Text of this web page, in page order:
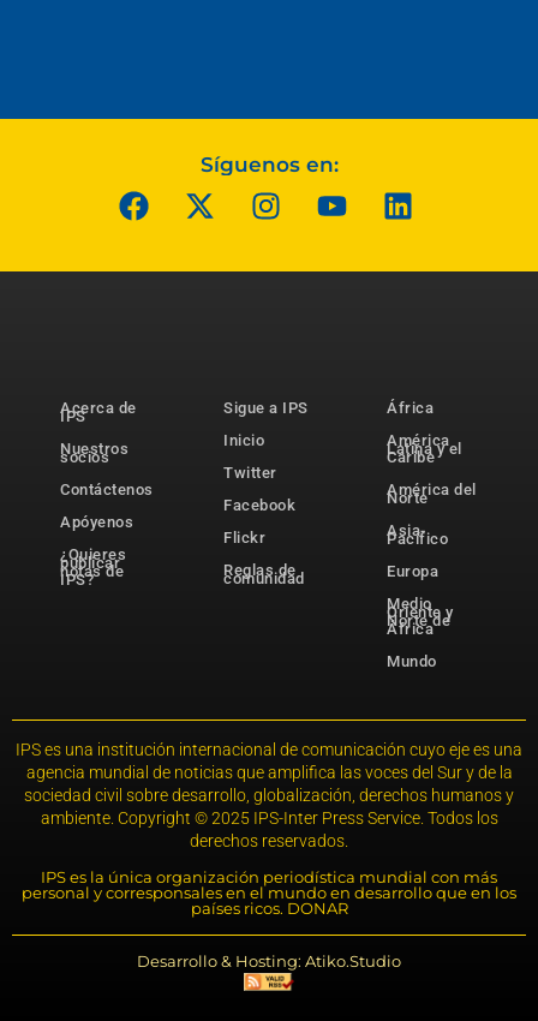
Síguenos en:
Acerca de
IPS
Nuestros
socios
Contáctenos
Apóyenos
¿Quieres
publicar
notas de
IPS?
Sigue a IPS
Inicio
Twitter
Facebook
Flickr
Reglas de
comunidad
África
América
Latina y el
Caribe
América del
Norte
Asia-
Pacífico
Europa
Medio
Oriente y
Norte de
África
Mundo
IPS es una institución internacional de comunicación cuyo eje es una
agencia mundial de noticias que amplifica las voces del Sur y de la
sociedad civil sobre desarrollo, globalización, derechos humanos y
ambiente. Copyright © 2025 IPS-Inter Press Service. Todos los
derechos reservados.
IPS es la única organización periodística mundial con más
personal y corresponsales en el mundo en desarrollo que en los
países ricos. DONAR
Desarrollo & Hosting: Atiko.Studio